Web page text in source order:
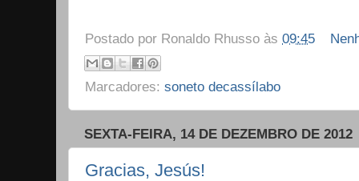
Postado por Ronaldo Rhusso às 09:45
Marcadores: soneto decassílabo
SEXTA-FEIRA, 14 DE DEZEMBRO DE 2012
Gracias, Jesús!